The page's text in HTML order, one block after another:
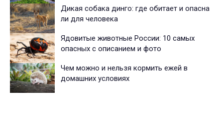
Дикая собака динго: где обитает и опасна
ли для человека
Ядовитые животные России: 10 самых
опасных с описанием и фото
Чем можно и нельзя кормить ежей в
домашних условиях